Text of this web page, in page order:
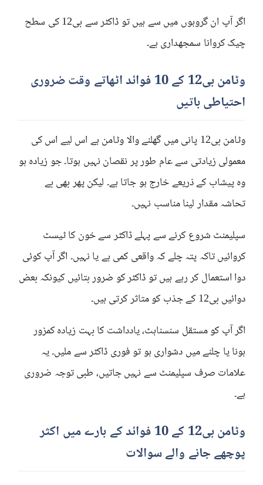
اگر آپ ان گروہوں میں سے ہیں تو ڈاکٹر سے بی12 کی سطح
چیک کروانا سمجھداری ہے۔
وٹامن بی12 کے 10 فوائد اٹھاتے وقت ضروری
احتیاطی باتیں
وٹامن بی12 پانی میں گھلنے والا وٹامن ہے اس لیے اس کی
معمولی زیادتی سے عام طور پر نقصان نہیں ہوتا۔ جو زیادہ ہو
وہ پیشاب کے ذریعے خارج ہو جاتا ہے۔ لیکن پھر بھی بے
تحاشہ مقدار لینا مناسب نہیں۔
سپلیمنٹ شروع کرنے سے پہلے ڈاکٹر سے خون کا ٹیسٹ
کروائیں تاکہ پتہ چلے کہ واقعی کمی ہے یا نہیں۔ اگر آپ کوئی
دوا استعمال کر رہے ہیں تو ڈاکٹر کو ضرور بتائیں کیونکہ بعض
دوائیں بی12 کے جذب کو متاثر کرتی ہیں۔
اگر آپ کو مستقل سنسناہٹ، یادداشت کا بہت زیادہ کمزور
ہونا یا چلنے میں دشواری ہو تو فوری ڈاکٹر سے ملیں۔ یہ
علامات صرف سپلیمنٹ سے نہیں جاتیں، طبی توجہ ضروری
ہے۔
وٹامن بی12 کے 10 فوائد کے بارے میں اکثر
پوچھے جانے والے سوالات